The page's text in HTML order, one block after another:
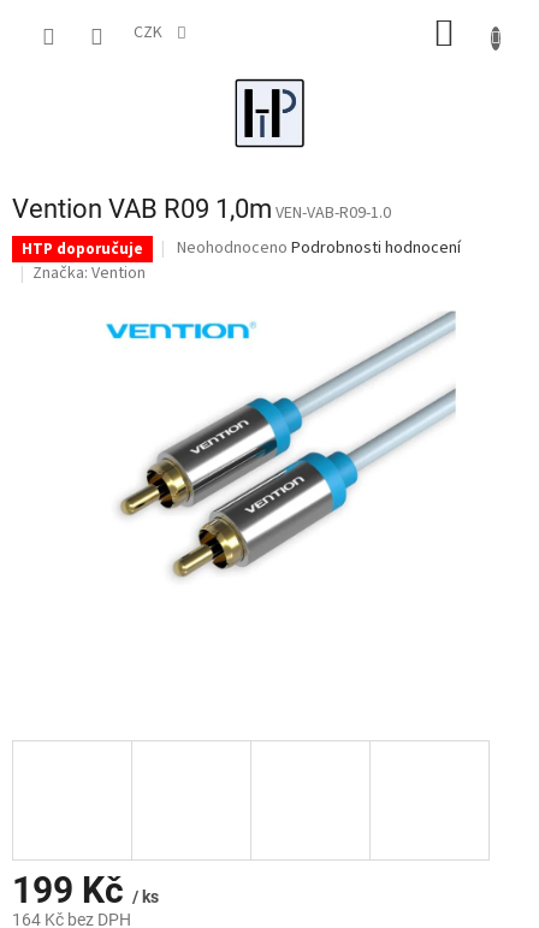
CZK
Vention VAB R09 1,0m VEN-VAB-R09-1.0
HTP doporučuje
Průměrné
0,0
hvězdiček.
Neohodnoceno Podrobnosti hodnocení
Značka: Vention
199 Kč / ks
164 Kč bez DPH